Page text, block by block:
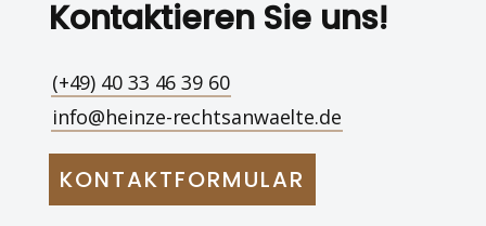
Kontaktieren Sie uns!
(+49) 40 33 46 39 60
info@heinze-rechtsanwaelte.de
KONTAKTFORMULAR